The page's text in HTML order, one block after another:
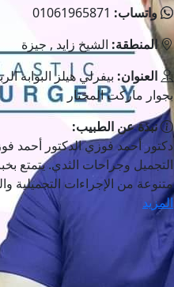
واتساب: 01061965871
المنطقة: الشيخ زايد , جيزة
العنوان:
بجوار ماركت المختار
نبذة عن الطبيب:
دكتور أحمد فوزي الدكتور أحمد
التجميل وجراحات الثدي. يتمتع
متنوعة من الإجراءات التجميلية
المزيد